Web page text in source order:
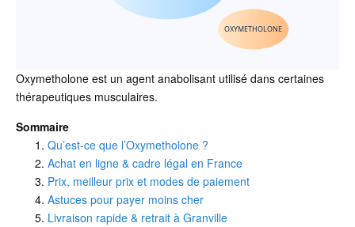
OXYMETHOLONE
Oxymetholone est un agent anabolisant utilisé dans certaines
thérapeutiques musculaires.
Sommaire
Qu’est-ce que l’Oxymetholone ?
Achat en ligne & cadre légal en France
Prix, meilleur prix et modes de paiement
Astuces pour payer moins cher
Livraison rapide & retrait à Granville